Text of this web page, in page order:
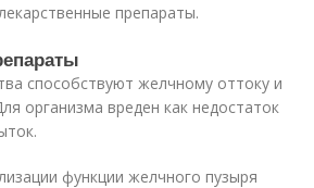
препараты.
способствуют желчному оттоку и
организма вреден как недостаток
функции желчного пузыря